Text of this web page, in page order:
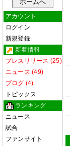
アカウント
ログイン
新規登録
新着情報
プレスリリース (25)
ニュース (49)
ブログ (4)
トピックス
ランキング
ニュース
試合
ファンサイト